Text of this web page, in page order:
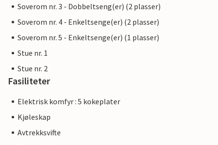
Soverom nr. 3 - Dobbeltseng(er) (2 plasser)
Soverom nr. 4 - Enkeltsenge(er) (2 plasser)
Soverom nr. 5 - Enkeltsenge(er) (1 plasser)
Stue nr. 1
Stue nr. 2
Fasiliteter
Elektrisk komfyr : 5 kokeplater
Kjøleskap
Avtrekksvifte